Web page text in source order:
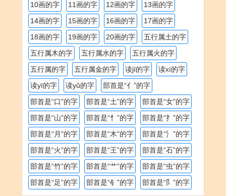
10画的字
11画的字 12画的字
13画的字
14画的字
15画的字 16画的字
17画的字
18画的字
19画的字 20画的字
五行属土的字
五行属木的字
五行属水的字
五行属火的字
五行属的字
五行属金的字 读jī的字
读xí的字
读yī的字
读yǔ的字
部首是“亻”的字
部首是“口”的字
部首是“土”的字
部首是“女”的字
部首是“山”的字
部首是“忄”的字
部首是“扌”的字
部首是“月”的字
部首是“木”的字
部首是“氵”的字
部首是“火”的字
部首是“王”的字
部首是“石”的字
部首是“竹”的字
部首是“艹”的字
部首是“虫”的字
部首是“足”的字
部首是“钅”的字 部首是“阝”的字